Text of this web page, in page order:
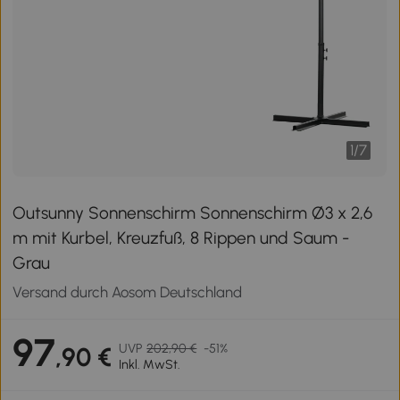
1/7
Outsunny Sonnenschirm Sonnenschirm Ø3 x 2,6
m mit Kurbel, Kreuzfuß, 8 Rippen und Saum -
Grau
Versand durch Aosom Deutschland
97,90 € UVP 202,90 € -51%
Inkl. MwSt.